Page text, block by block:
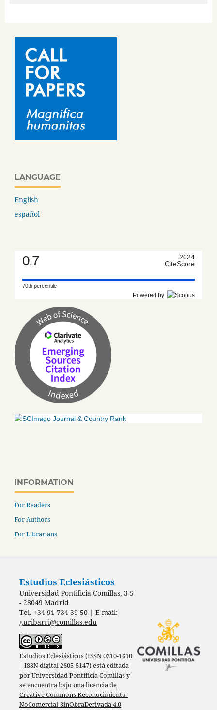
LANGUAGE
English
español
0.7
2024
CiteScore
70th percentile
Powered by
INFORMATION
For Readers
For Authors
For Librarians
Estudios Eclesiásticos
Universidad Pontificia Comillas, 3-5
- 28049 Madrid
Tel. +34 91 734 39 50 | E-mail:
guribarri@comillas.edu
Estudios Eclesiásticos (ISSN 0210-1610
| ISSN digital 2605-5147) está editada
porUniversidad Pontificia Comillasy
se encuentra bajo unalicencia de
Creative Commons Reconocimiento-
NoComercial-SinObraDerivada 4.0